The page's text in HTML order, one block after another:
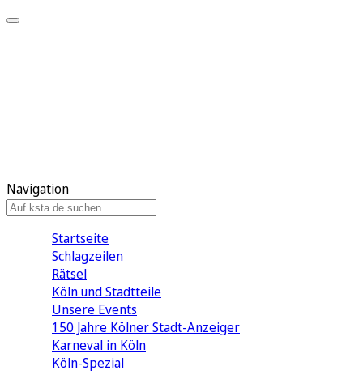
Navigation
Startseite
Schlagzeilen
Rätsel
Köln und Stadtteile
Unsere Events
150 Jahre Kölner Stadt-Anzeiger
Karneval in Köln
Köln-Spezial